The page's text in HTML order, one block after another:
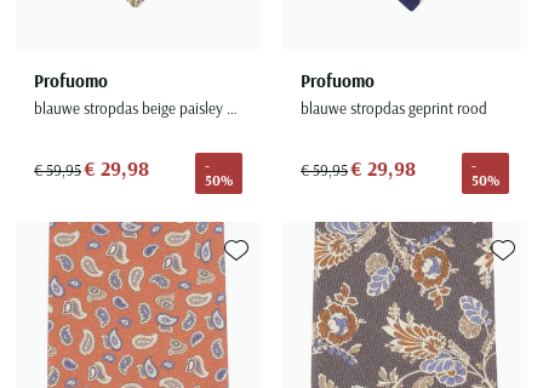
Profuomo
blauwe stropdas beige paisley print
€ 59,95€ 29,98
-
50%
Profuomo
blauwe stropdas geprint rood
€ 59,95€ 29,98
-
50%
Toevoegen aan favorieten